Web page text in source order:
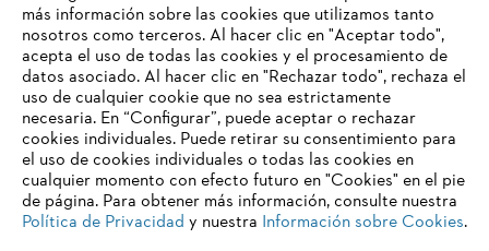
más información sobre las cookies que utilizamos tanto
nosotros como terceros. Al hacer clic en "Aceptar todo",
acepta el uso de todas las cookies y el procesamiento de
datos asociado. Al hacer clic en "Rechazar todo", rechaza el
uso de cualquier cookie que no sea estrictamente
necesaria. En “Configurar”, puede aceptar o rechazar
cookies individuales. Puede retirar su consentimiento para
el uso de cookies individuales o todas las cookies en
cualquier momento con efecto futuro en "Cookies" en el pie
de página. Para obtener más información, consulte nuestra
Política de Privacidad y nuestra Información sobre Cookies.